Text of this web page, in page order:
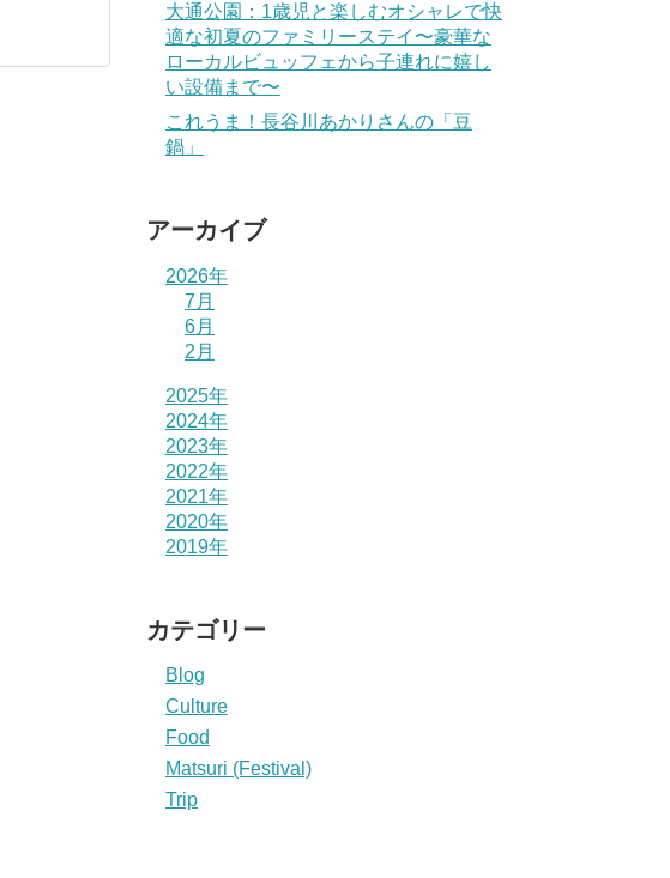
大通公園：1歳児と楽しむオシャレで快
適な初夏のファミリーステイ〜豪華な
ローカルビュッフェから子連れに嬉し
い設備まで〜
これうま！長谷川あかりさんの「豆
鍋」
アーカイブ
2026年
7月
6月
2月
2025年
2024年
2023年
2022年
2021年
2020年
2019年
カテゴリー
Blog
Culture
Food
Matsuri (Festival)
Trip